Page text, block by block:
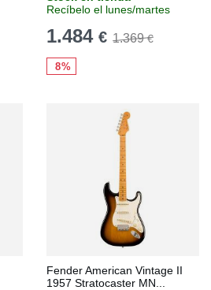
Recíbelo el lunes/martes
1.484 € 1.369€
8%
Fender American Vintage II
1957 Stratocaster MN...